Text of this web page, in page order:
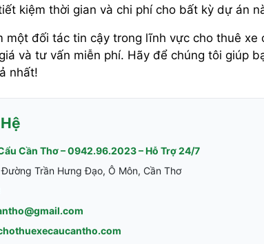
kiệm thời gian và chi phí cho bất kỳ dự án
một đối tác tin cậy trong lĩnh vực cho thuê xe
và tư vấn miễn phí. Hãy để chúng tôi giúp
nhất!
Cần Thơ – 0942.96.2023 – Hỗ Trợ 24/7
Trần Hưng Đạo, Ô Môn, Cần Thơ